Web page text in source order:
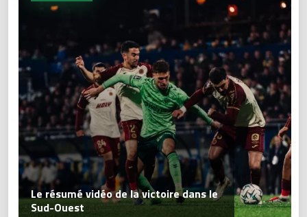
Le résumé vidéo de la victoire dans le
Sud-Ouest